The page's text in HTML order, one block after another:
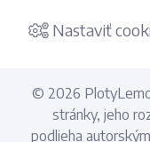
Nastaviť
© 2026
stránky, jeho
podlieha